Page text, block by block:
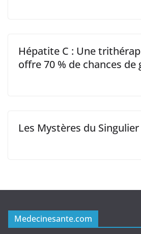
Hépatite C : Une
offre 70 % de chances de
Les Mystères du
Medecinesante.com